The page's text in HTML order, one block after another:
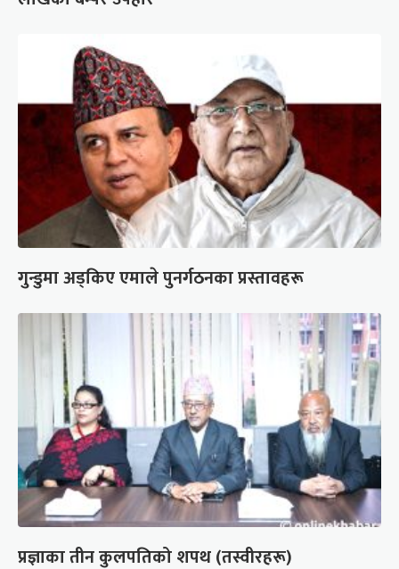
गुन्डुमा अड्किए एमाले पुनर्गठनका प्रस्तावहरू
प्रज्ञाका तीन कुलपतिको शपथ (तस्वीरहरू)